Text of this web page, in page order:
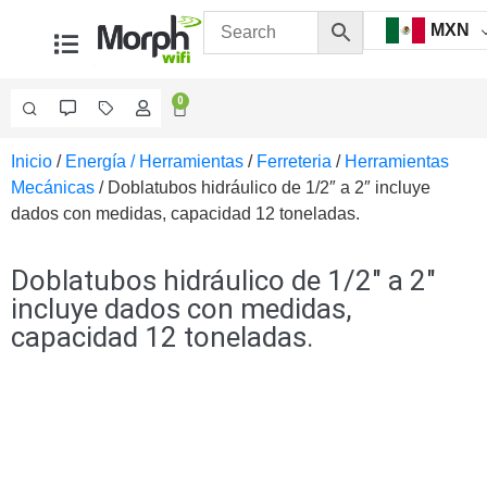
MXN
0
Videovigilancia
Accesorios
Generales
Ethernet y
FibraAccesorios
para
Computadora
Inicio / Energía / Herramientas / Ferreteria / Herramientas
Mecánicas / Doblatubos hidráulico de 1/2″ a 2″ incluye
dados con medidas, capacidad 12 toneladas.
Doblatubos hidráulico de 1/2″ a 2″
incluye dados con medidas,
capacidad 12 toneladas.